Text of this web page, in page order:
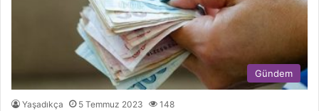
Gündem
Yaşadıkça 5 Temmuz 2023 148